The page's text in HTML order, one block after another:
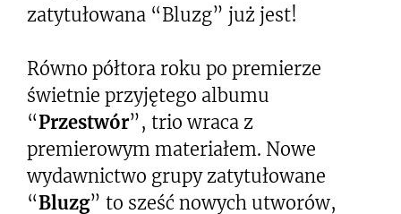
zatytułowana “Bluzg” już jest!
Równo półtora roku po premierze
świetnie przyjętego albumu
“Przestwór”, trio wraca z
premierowym materiałem. Nowe
wydawnictwo grupy zatytułowane
“Bluzg” to sześć nowych utworów,